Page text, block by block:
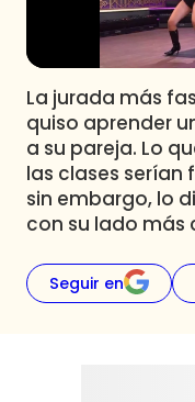
La jurada más
quiso aprender
a su pareja. Lo
las clases serían
sin embargo, lo
con su lado más
Seguir en
El Tiempo
Sabingo
Todos Los